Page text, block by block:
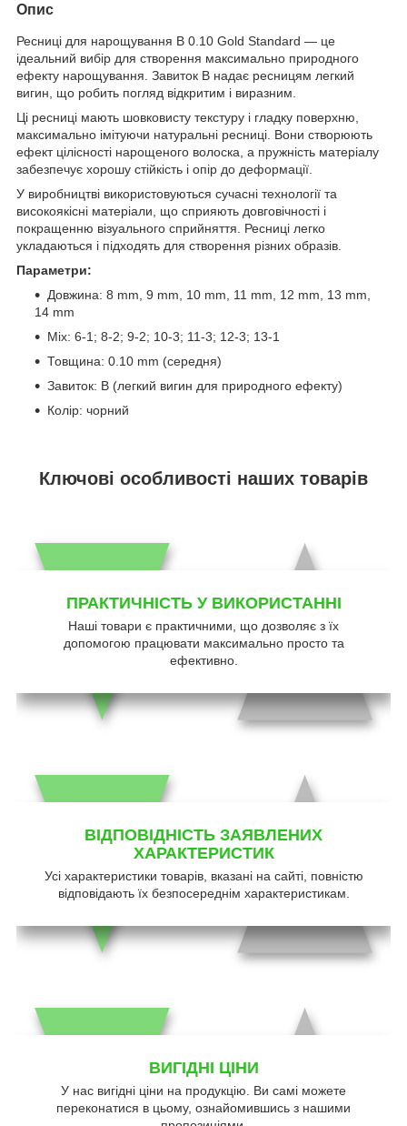
Опис
Ресниці для нарощування B 0.10 Gold Standard — це
ідеальний вибір для створення максимально природного
ефекту нарощування. Завиток B надає ресницям легкий
вигин, що робить погляд відкритим і виразним.
Ці ресниці мають шовковисту текстуру і гладку поверхню,
максимально імітуючи натуральні ресниці. Вони створюють
ефект цілісності нарощеного волоска, а пружність матеріалу
забезпечує хорошу стійкість і опір до деформації.
У виробництві використовуються сучасні технології та
високоякісні матеріали, що сприяють довговічності і
покращенню візуального сприйняття. Ресниці легко
укладаються і підходять для створення різних образів.
Параметри:
Довжина: 8 mm, 9 mm, 10 mm, 11 mm, 12 mm, 13 mm,
14 mm
Mix: 6-1; 8-2; 9-2; 10-3; 11-3; 12-3; 13-1
Товщина: 0.10 mm (середня)
Завиток: В (легкий вигин для природного ефекту)
Колір: чорний
Ключові особливості наших товарів
ПРАКТИЧНІСТЬ У ВИКОРИСТАННІ
Наші товари є практичними, що дозволяє з їх
допомогою працювати максимально просто та
ефективно.
ВІДПОВІДНІСТЬ ЗАЯВЛЕНИХ
ХАРАКТЕРИСТИК
Усі характеристики товарів, вказані на сайті, повністю
відповідають їх безпосереднім характеристикам.
ВИГІДНІ ЦІНИ
У нас вигідні ціни на продукцію. Ви самі можете
переконатися в цьому, ознайомившись з нашими